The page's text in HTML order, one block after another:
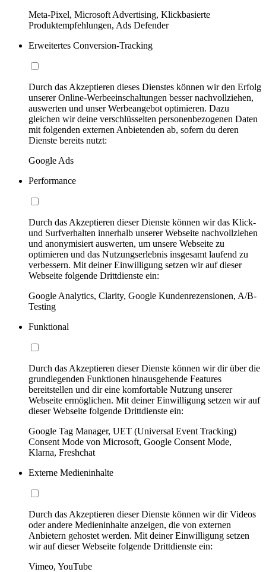
Meta-Pixel, Microsoft Advertising, Klickbasierte
Produktempfehlungen, Ads Defender
Erweitertes Conversion-Tracking
Durch das Akzeptieren dieses Dienstes können wir den Erfolg
unserer Online-Werbeeinschaltungen besser nachvollziehen,
auswerten und unser Werbeangebot optimieren. Dazu
gleichen wir deine verschlüsselten personenbezogenen Daten
mit folgenden externen Anbietenden ab, sofern du deren
Dienste bereits nutzt:
Google Ads
Performance
Durch das Akzeptieren dieser Dienste können wir das Klick-
und Surfverhalten innerhalb unserer Webseite nachvollziehen
und anonymisiert auswerten, um unsere Webseite zu
optimieren und das Nutzungserlebnis insgesamt laufend zu
verbessern. Mit deiner Einwilligung setzen wir auf dieser
Webseite folgende Drittdienste ein:
Google Analytics, Clarity, Google Kundenrezensionen, A/B-
Testing
Funktional
Durch das Akzeptieren dieser Dienste können wir dir über die
grundlegenden Funktionen hinausgehende Features
bereitstellen und dir eine komfortable Nutzung unserer
Webseite ermöglichen. Mit deiner Einwilligung setzen wir auf
dieser Webseite folgende Drittdienste ein:
Google Tag Manager, UET (Universal Event Tracking)
Consent Mode von Microsoft, Google Consent Mode,
Klarna, Freshchat
Externe Medieninhalte
Durch das Akzeptieren dieser Dienste können wir dir Videos
oder andere Medieninhalte anzeigen, die von externen
Anbietern gehostet werden. Mit deiner Einwilligung setzen
wir auf dieser Webseite folgende Drittdienste ein:
Vimeo, YouTube